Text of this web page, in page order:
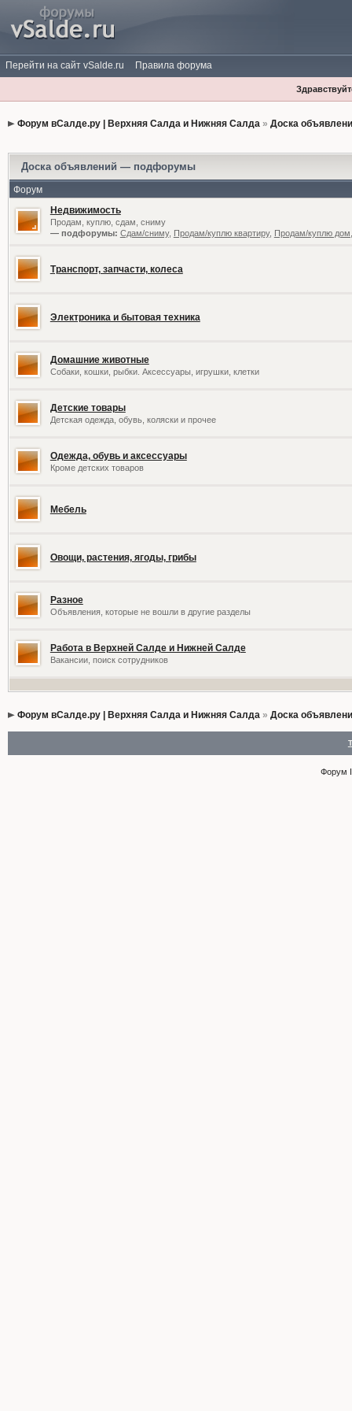
Перейти на сайт vSalde.ru Правила форума
Форум вСалде.ру | Верхняя Салда и Нижняя Салда» Доска
Доска объявлений — подфорумы
Форум
Недвижимость
Продам, куплю, сдам, сниму
— подфорумы: Сдам/сниму, Продам/куплю квартиру, Продам/куплю
Транспорт, запчасти, колеса
Электроника и бытовая техника
Домашние животные
Собаки, кошки, рыбки. Аксессуары, игрушки, клетки
Детские товары
Детская одежда, обувь, коляски и прочее
Одежда, обувь и аксессуары
Кроме детских товаров
Мебель
Овощи, растения, ягоды, грибы
Разное
Объявления, которые не вошли в другие разделы
Работа в Верхней Салде и Нижней Салде
Вакансии, поиск сотрудников
Форум вСалде.ру | Верхняя Салда и Нижняя Салда» Доска
Форум